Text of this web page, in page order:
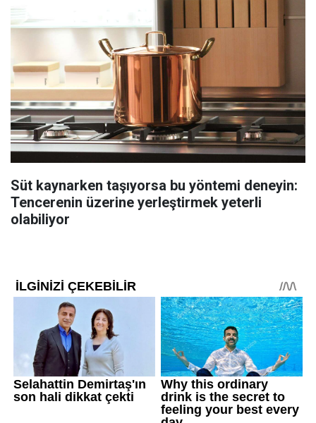
Süt kaynarken taşıyorsa bu yöntemi deneyin:
Tencerenin üzerine yerleştirmek yeterli
olabiliyor